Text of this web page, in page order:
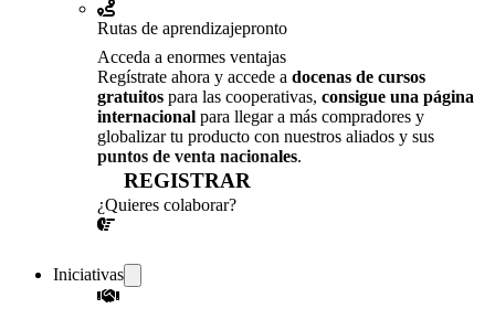
Rutas de aprendizajepronto
Acceda a enormes ventajas
Regístrate ahora y accede a docenas de cursos
gratuitos para las cooperativas, consigue una página
internacional para llegar a más compradores y
globalizar tu producto con nuestros aliados y sus
puntos de venta nacionales.
REGISTRAR
¿Quieres colaborar?
Iniciativas